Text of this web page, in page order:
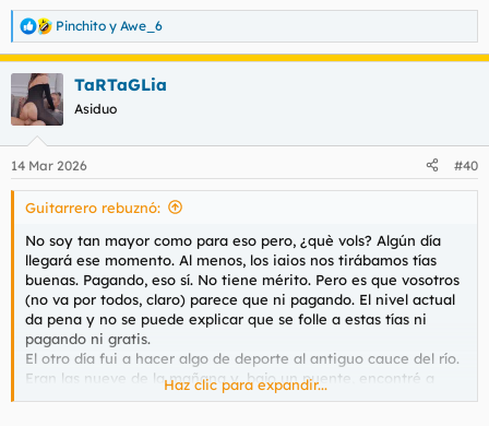
R
e
a
c
i
e
s
Pinchito y Awe_6
TaRTaGLia
Asiduo
14 Mar 2026 #40
Guitarrero rebuznó:
No soy tan mayor como para eso pero, ¿què vols? Algún día
llegará ese momento. Al menos, los iaios nos tirábamos tías
buenas. Pagando, eso sí. No tiene mérito. Pero es que vosotros
(no va por todos, claro) parece que ni pagando. El nivel actual
da pena y no se puede explicar que se folle a estas tías ni
pagando ni gratis.
El otro día fui a hacer algo de deporte al antiguo cauce del río.
Eran las nueve de la mañana y, bajo un puente, encontré a
unos tipos desaseados rodeados de cartones y bricks de vino
Haz clic para expandir...